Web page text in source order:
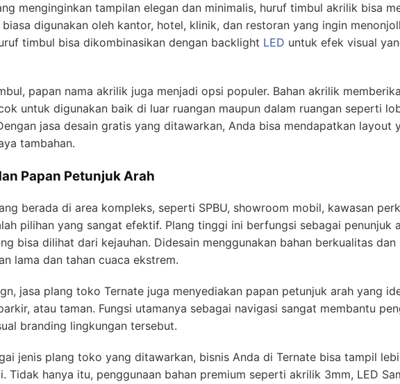
menginginkan tampilan elegan dan minimalis, huruf timbul akrilik bisa
digunakan oleh kantor, hotel, klinik, dan restoran yang ingin
timbul bisa dikombinasikan dengan backlight LED untuk efek visual
papan nama akrilik juga menjadi opsi populer. Bahan akrilik
untuk digunakan baik di luar ruangan maupun dalam ruangan seperti
jasa desain gratis yang ditawarkan, Anda bisa mendapatkan layout
tambahan.
Papan Petunjuk Arah
berada di area kompleks, seperti SPBU, showroom mobil, kawasan
pilihan yang sangat efektif. Plang tinggi ini berfungsi sebagai penunjuk
bisa dilihat dari kejauhan. Didesain menggunakan bahan berkualitas dan
lama dan tahan cuaca ekstrem.
jasa plang toko Ternate juga menyediakan papan petunjuk arah yang
atau taman. Fungsi utamanya sebagai navigasi sangat membantu
branding lingkungan tersebut.
jenis plang toko yang ditawarkan, bisnis Anda di Ternate bisa tampil
Tidak hanya itu, penggunaan bahan premium seperti akrilik 3mm, LED